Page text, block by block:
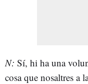
N: Sí, hi ha una
cosa que nosaltres a